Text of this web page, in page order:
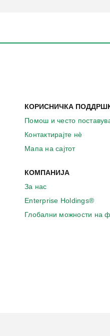
КОРИСНИЧКА
Помош и често
Контактирајте нѐ
Мапа на сајтот
КОМПАНИЈА
За нас
Enterprise Holdings®
Глобални можности на